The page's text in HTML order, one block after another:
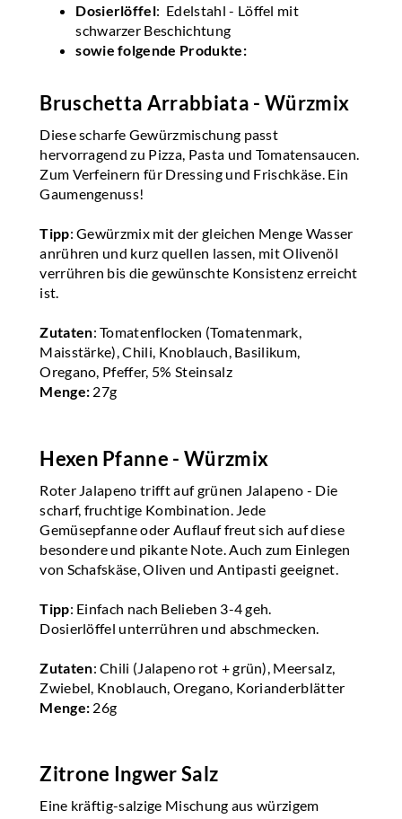
Dosierlöffel: Edelstahl - Löffel mit
schwarzer Beschichtung
sowie folgende Produkte:
Bruschetta Arrabbiata - Würzmix
Diese scharfe Gewürzmischung passt
hervorragend zu Pizza, Pasta und Tomatensaucen.
Zum Verfeinern für Dressing und Frischkäse. Ein
Gaumengenuss!
Tipp: Gewürzmix mit der gleichen Menge Wasser
anrühren und kurz quellen lassen, mit Olivenöl
verrühren bis die gewünschte Konsistenz erreicht
ist.
Zutaten: Tomatenflocken (Tomatenmark,
Maisstärke), Chili, Knoblauch, Basilikum,
Oregano, Pfeffer, 5% Steinsalz
Menge: 27g
Hexen Pfanne - Würzmix
Roter Jalapeno trifft auf grünen Jalapeno - Die
scharf, fruchtige Kombination. Jede
Gemüsepfanne oder Auflauf freut sich auf diese
besondere und pikante Note. Auch zum Einlegen
von Schafskäse, Oliven und Antipasti geeignet.
Tipp: Einfach nach Belieben 3-4 geh.
Dosierlöffel unterrühren und abschmecken.
Zutaten: Chili (Jalapeno rot + grün), Meersalz,
Zwiebel, Knoblauch, Oregano, Korianderblätter
Menge: 26g
Zitrone Ingwer Salz
Eine kräftig-salzige Mischung aus würzigem